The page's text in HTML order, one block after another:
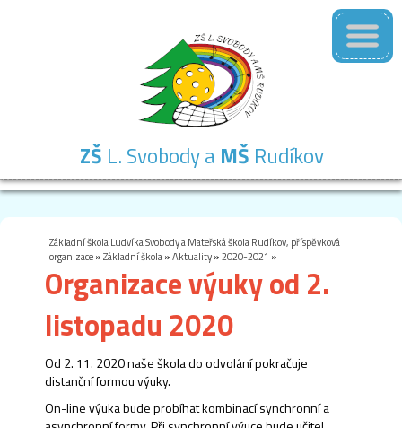
ZŠ L. Svobody a MŠ Rudíkov
Základní škola Ludvíka Svobody a Mateřská škola Rudíkov, příspěvková
organizace»Základní škola»Aktuality»2020-2021 »
Organizace výuky od 2.
listopadu 2020
Od 2. 11. 2020 naše škola do odvolání pokračuje
distanční formou výuky.
On-line výuka bude probíhat kombinací synchronní a